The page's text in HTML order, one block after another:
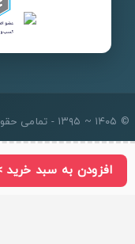
© ۱۴۰۵ ~ ۱۳۹۵ - تمامی حقوق مادی و معنوی برای فروشگاه اینترنتی